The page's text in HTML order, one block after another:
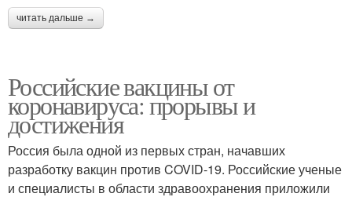
читать дальше →
Российские вакцины от
коронавируса: прорывы и
достижения
Россия была одной из первых стран, начавших
разработку вакцин против COVID-19. Российские ученые
и специалисты в области здравоохранения приложили